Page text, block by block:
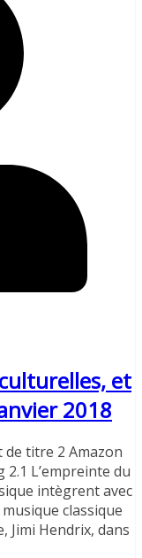
et
2018
de titre 2 Amazon
L’empreinte du
intègrent avec
classique
Jimi Hendrix, dans